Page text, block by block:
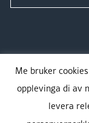
Me bruker
opplevinga di av
levera